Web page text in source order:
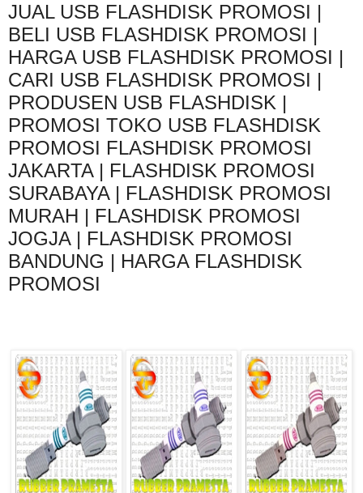
JUAL USB FLASHDISK PROMOSI |
BELI USB FLASHDISK PROMOSI |
HARGA USB FLASHDISK PROMOSI |
CARI USB FLASHDISK PROMOSI |
PRODUSEN USB FLASHDISK |
PROMOSI TOKO USB FLASHDISK
PROMOSI FLASHDISK PROMOSI
JAKARTA | FLASHDISK PROMOSI
SURABAYA | FLASHDISK PROMOSI
MURAH | FLASHDISK PROMOSI
JOGJA | FLASHDISK PROMOSI
BANDUNG | HARGA FLASHDISK
PROMOSI